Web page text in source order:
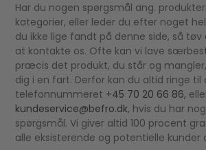
Har du nogen spørgsmål ang.
kategorier, eller leder du efter noget
du ikke lige fandt på denne side, så tøv
at kontakte os. Ofte kan vi lave
præcis det produkt, du står og
dig i en fart. Derfor kan du altid ringe til
telefonnummeret +45 70 20 66 86,
kundeservice@befro.dk, hvis du har
spørgsmål. Vi giver altid 100 procent
alle eksisterende og potentielle kunder